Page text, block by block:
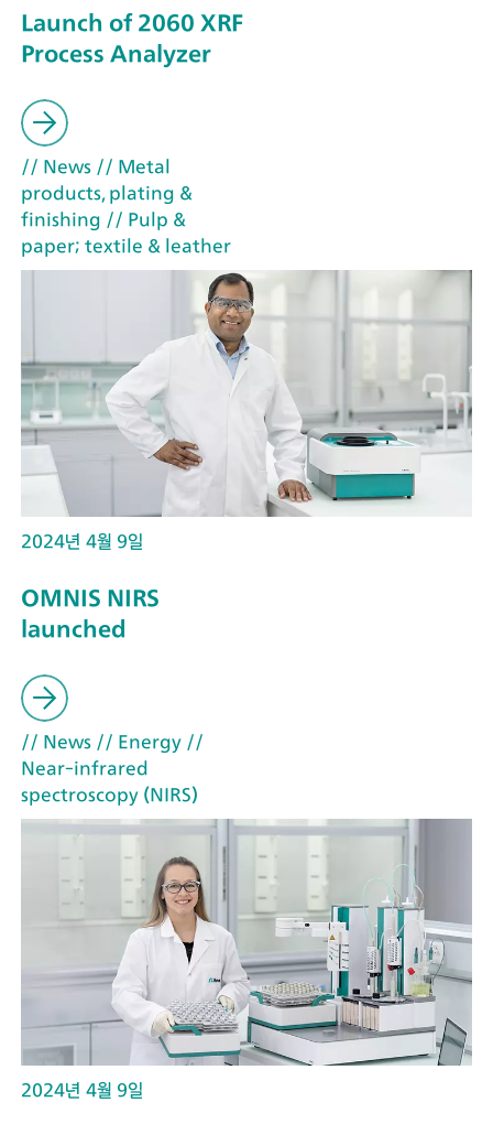
Launch of 2060 XRF
Process Analyzer
// News // Metal
products, plating &
finishing // Pulp &
paper; textile & leather
2024년 4월 9일
OMNIS NIRS
launched
// News // Energy //
Near-infrared
spectroscopy (NIRS)
2024년 4월 9일